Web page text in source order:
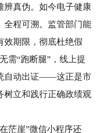
辨真伪。如今电子健康
全程可溯。监管部门能
效期限，彻底杜绝假
需“跑断腿”，线上提
自动出证——这正是市
树立和践行正确政绩观
崖”微信小程序还